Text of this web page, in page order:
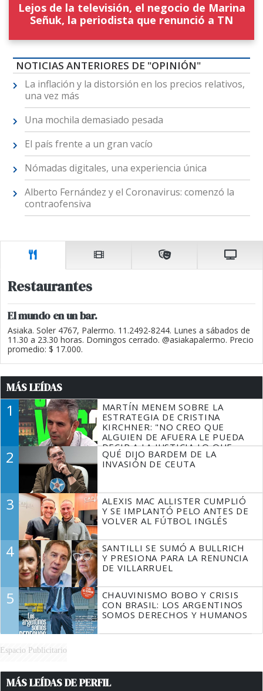
Lejos de la televisión, el negocio de Marina
Señuk, la periodista que renunció a TN
NOTICIAS ANTERIORES DE "OPINIÓN"
La inflación y la distorsión en los precios relativos,
una vez más
Una mochila demasiado pesada
El país frente a un gran vacío
Nómadas digitales, una experiencia única
Alberto Fernández y el Coronavirus: comenzó la
contraofensiva
Restaurantes
El mundo en un bar.
Asiaka. Soler 4767, Palermo. 11.2492-8244. Lunes a sábados de
11.30 a 23.30 horas. Domingos cerrado. @asiakapalermo. Precio
promedio: $ 17.000.
MÁS LEÍDAS
1
MARTÍN MENEM SOBRE LA
ESTRATEGIA DE CRISTINA
KIRCHNER: "NO CREO QUE
ALGUIEN DE AFUERA LE PUEDA
DECIR A LA JUSTICIA LO QUE
TIENE QUE HACER"
2
QUÉ DIJO BARDEM DE LA
INVASIÓN DE CEUTA
3
ALEXIS MAC ALLISTER CUMPLIÓ
Y SE IMPLANTÓ PELO ANTES DE
VOLVER AL FÚTBOL INGLÉS
4
SANTILLI SE SUMÓ A BULLRICH
Y PRESIONA PARA LA RENUNCIA
DE VILLARRUEL
5
CHAUVINISMO BOBO Y CRISIS
CON BRASIL: LOS ARGENTINOS
SOMOS DERECHOS Y HUMANOS
Espacio Publicitario
MÁS LEÍDAS DE PERFIL